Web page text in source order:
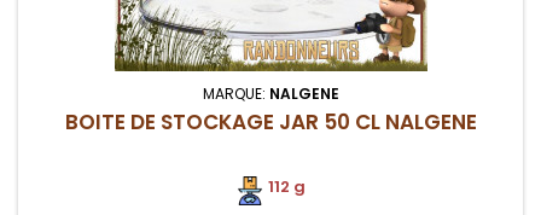
MARQUE: NALGENE
BOITE DE STOCKAGE JAR 50 CL NALGENE
112 g